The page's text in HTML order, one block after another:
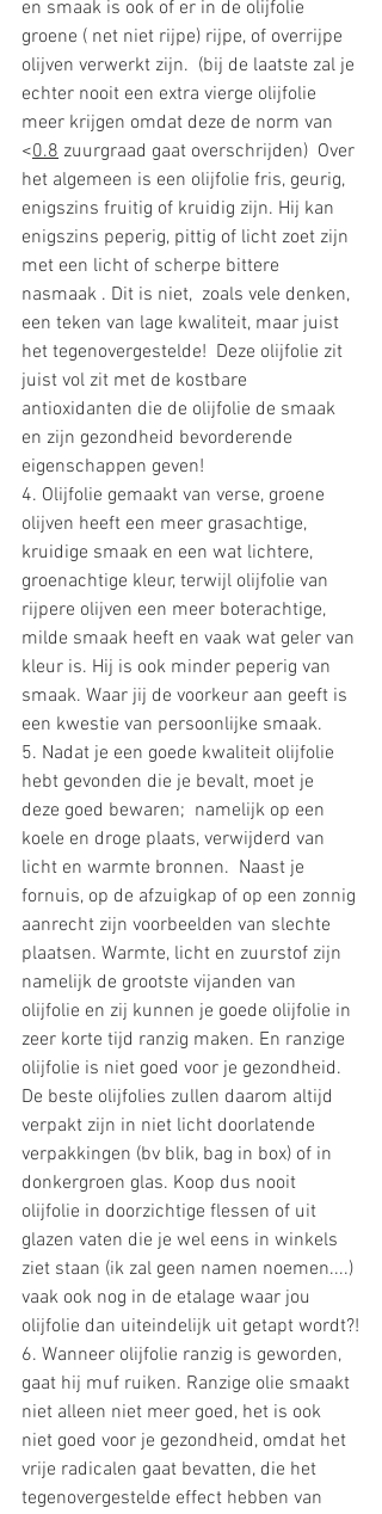
en smaak is ook of er in de olijfolie
groene ( net niet rijpe) rijpe, of overrijpe
olijven verwerkt zijn.  (bij de laatste zal je
echter nooit een extra vierge olijfolie
meer krijgen omdat deze de norm van
<0.8 zuurgraad gaat overschrijden)  Over
het algemeen is een olijfolie fris, geurig,
enigszins fruitig of kruidig zijn. Hij kan
enigszins peperig, pittig of licht zoet zijn
met een licht of scherpe bittere
nasmaak . Dit is niet,  zoals vele denken,
een teken van lage kwaliteit, maar juist
het tegenovergestelde!  Deze olijfolie zit
juist vol zit met de kostbare
antioxidanten die de olijfolie de smaak
en zijn gezondheid bevorderende
eigenschappen geven!
4. Olijfolie gemaakt van verse, groene
olijven heeft een meer grasachtige,
kruidige smaak en een wat lichtere,
groenachtige kleur, terwijl olijfolie van
rijpere olijven een meer boterachtige,
milde smaak heeft en vaak wat geler van
kleur is. Hij is ook minder peperig van
smaak. Waar jij de voorkeur aan geeft is
een kwestie van persoonlijke smaak.
5. Nadat je een goede kwaliteit olijfolie
hebt gevonden die je bevalt, moet je
deze goed bewaren;  namelijk op een
koele en droge plaats, verwijderd van
licht en warmte bronnen.  Naast je
fornuis, op de afzuigkap of op een zonnig
aanrecht zijn voorbeelden van slechte
plaatsen. Warmte, licht en zuurstof zijn
namelijk de grootste vijanden van
olijfolie en zij kunnen je goede olijfolie in
zeer korte tijd ranzig maken. En ranzige
olijfolie is niet goed voor je gezondheid.
De beste olijfolies zullen daarom altijd
verpakt zijn in niet licht doorlatende
verpakkingen (bv blik, bag in box) of in
donkergroen glas. Koop dus nooit
olijfolie in doorzichtige flessen of uit
glazen vaten die je wel eens in winkels
ziet staan (ik zal geen namen noemen....)
vaak ook nog in de etalage waar jou
olijfolie dan uiteindelijk uit getapt wordt?!
6. Wanneer olijfolie ranzig is geworden,
gaat hij muf ruiken. Ranzige olie smaakt
niet alleen niet meer goed, het is ook
niet goed voor je gezondheid, omdat het
vrije radicalen gaat bevatten, die het
tegenovergestelde effect hebben van